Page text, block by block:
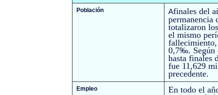
Población Afinales del
permanencia
totalizaron
el mismo
0,7‰. Según
hasta finales
fue 11,629
precedente.
Empleo
En todo el